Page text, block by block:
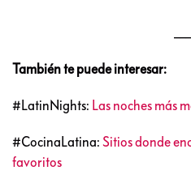
También te puede interesar:
#LatinNights: Las noches más
#CocinaLatina: Sitios donde
favoritos